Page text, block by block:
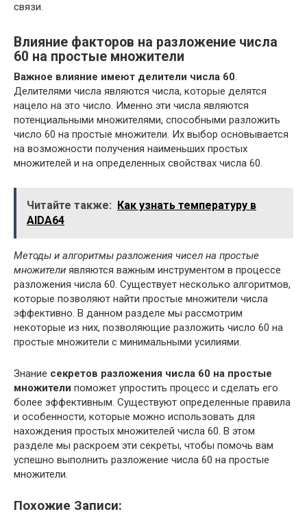
связи.
Влияние факторов на разложение числа
60 на простые множители
Важное влияние имеют делители числа 60.
Делителями числа являются числа, которые делятся
нацело на это число. Именно эти числа являются
потенциальными множителями, способными разложить
число 60 на простые множители. Их выбор основывается
на возможности получения наименьших простых
множителей и на определенных свойствах числа 60.
Читайте также:
Как узнать температуру в
AIDA64
Методы и алгоритмы разложения чисел на простые
множители являются важным инструментом в процессе
разложения числа 60. Существует несколько алгоритмов,
которые позволяют найти простые множители числа
эффективно. В данном разделе мы рассмотрим
некоторые из них, позволяющие разложить число 60 на
простые множители с минимальными усилиями.
Знание секретов разложения числа 60 на простые
множители поможет упростить процесс и сделать его
более эффективным. Существуют определенные правила
и особенности, которые можно использовать для
нахождения простых множителей числа 60. В этом
разделе мы раскроем эти секреты, чтобы помочь вам
успешно выполнить разложение числа 60 на простые
множители.
Похожие Записи: